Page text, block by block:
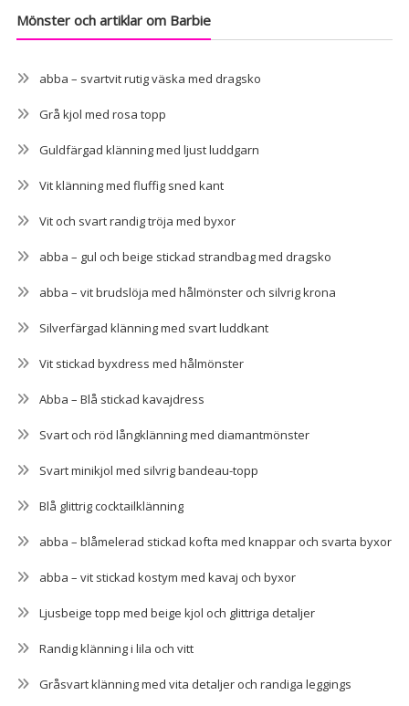
Mönster och artiklar om Barbie
abba – svartvit rutig väska med dragsko
Grå kjol med rosa topp
Guldfärgad klänning med ljust luddgarn
Vit klänning med fluffig sned kant
Vit och svart randig tröja med byxor
abba – gul och beige stickad strandbag med dragsko
abba – vit brudslöja med hålmönster och silvrig krona
Silverfärgad klänning med svart luddkant
Vit stickad byxdress med hålmönster
Abba – Blå stickad kavajdress
Svart och röd långklänning med diamantmönster
Svart minikjol med silvrig bandeau-topp
Blå glittrig cocktailklänning
abba – blåmelerad stickad kofta med knappar och svarta byxor
abba – vit stickad kostym med kavaj och byxor
Ljusbeige topp med beige kjol och glittriga detaljer
Randig klänning i lila och vitt
Gråsvart klänning med vita detaljer och randiga leggings